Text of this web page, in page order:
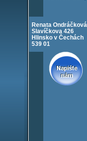
Renata Ondráčková
Slavíčkova 426
Hlinsko v Čechách
539 01